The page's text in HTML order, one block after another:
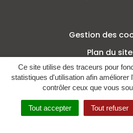
Ce site utilise des traceurs pour
statistiques d'utilisation afin améliorer
contrôler ceux que vous
Tout accepter Tout refuser
Gestion des
Plan du site
Mentions
Crédits
Politique de